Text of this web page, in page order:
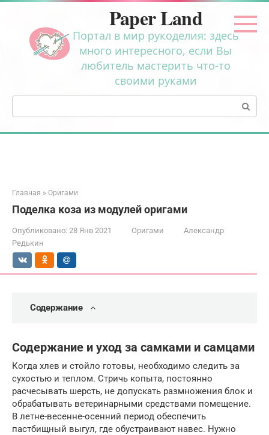
Перейти
контенту
Paper Land
Портал в мир рукоделия: здесь
много интересного, если Вы
любитель мастерить что-то
своими руками
Поиск:
Главная » Оригами
Поделка коза из модулей оригами
Опубликовано: 28 Янв 2021 Оригами
Александр
Редькин
Содержание
Содержание и уход за самками и самцами
Когда хлев и стойло готовы, необходимо следить за
сухостью и теплом. Стричь копыта, постоянно
расчесывать шерсть, не допускать размножения блок и
обрабатывать ветеринарными средствами помещение.
В летне-весенне-осенний период обеспечить
пастбищный выгул, где обустраивают навес. Нужно